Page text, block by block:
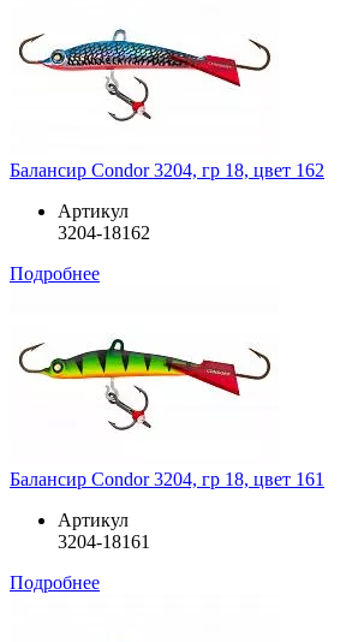
Балансир Condor 3204, гр 18, цвет 162
Артикул
3204-18162
Подробнее
Балансир Condor 3204, гр 18, цвет 161
Артикул
3204-18161
Подробнее